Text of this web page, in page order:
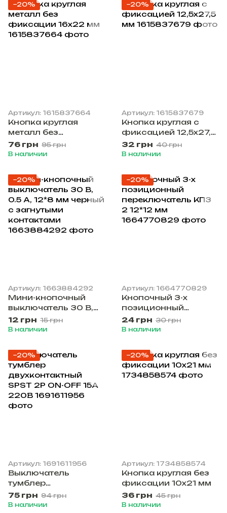
−20%
Артикул: 1615837664
Кнопка круглая
металл без
фиксации 16х22 мм
76 грн 95 грн
В наличии
−20%
Артикул: 1615837679
Кнопка круглая с
фиксацией 12,5х27,5
мм
32 грн 40 грн
В наличии
−20%
Артикул: 1663884292
Мини-кнопочный
выключатель 30 В,
0.5 А, 12*8 мм черный
с загнутыми
12 грн 15 грн
В наличии
−20%
Артикул: 1664770829
Кнопочный 3-х
позиционный
переключатель КП3
2 12*12 мм
24 грн 30 грн
В наличии
−20%
Артикул: 1691611956
Выключатель
тумблер
двухконтактный
SPST 2P ON-OFF 15А
75 грн 94 грн
В наличии
−20%
Артикул: 1734858574
Кнопка круглая без
фиксации 10х21 мм
36 грн 45 грн
В наличии